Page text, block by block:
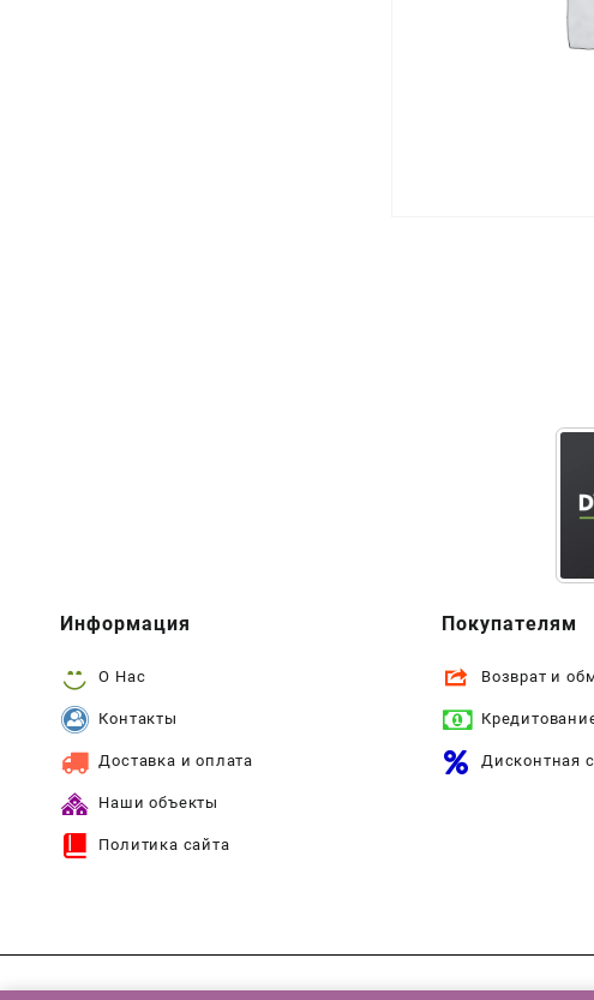
Информация
О Нас
Контакты
Доставка и оплата
Наши объекты
Политика сайта
Покупателям
Возврат и
Дисконтная